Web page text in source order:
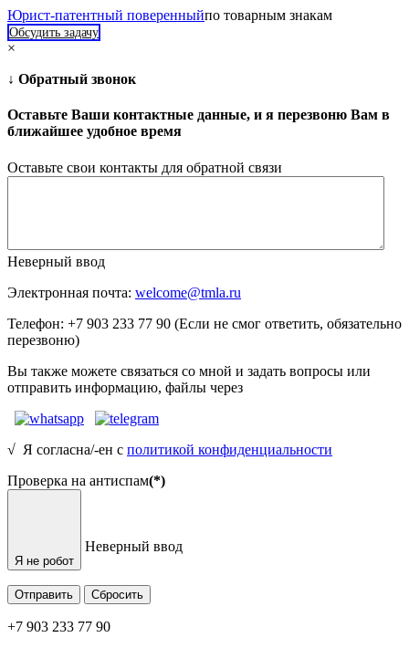
Юрист-патентный поверенныйпо товарным знакам
Обсудить задачу
×
↓ Обратный звонок
Оставьте Ваши контактные данные, и я перезвоню Вам в
ближайшее удобное время
Оставьте свои контакты для обратной связи
Неверный ввод
Электронная почта: welcome@tmla.ru
Телефон: +7 903 233 77 90 (Если не смог ответить, обязательно
перезвоню)
Вы также можете связаться со мной и задать вопросы или
отправить информацию, файлы через
√ Я согласна/-ен с политикой конфиденциальности
Проверка на антиспам(*)
Я не робот
Неверный ввод
Отправить Сбросить
+7 903 233 77 90